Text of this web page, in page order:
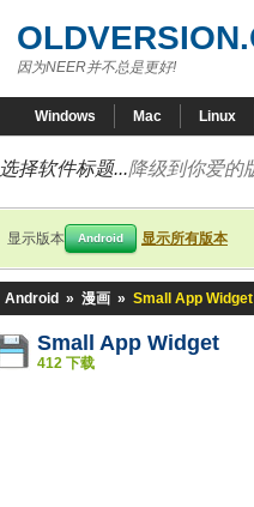
因为NEER并不总是更好!
Windows Mac Linux
选择软件标题...降级到你爱的
显示版本 Android 显示所有版本
Android » 漫画 » Small App Widget
Small App Widget
412 下载